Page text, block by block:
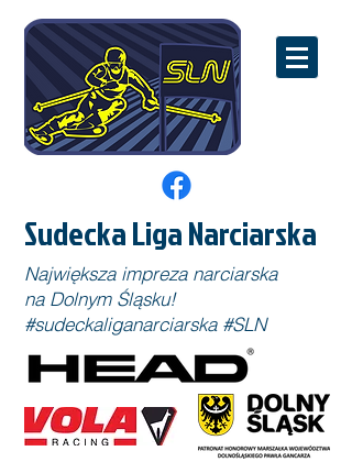
Sudecka Liga Narciarska
Największa impreza narciarska
na Dolnym Śląsku!
#sudeckaliganarciarska #SLN